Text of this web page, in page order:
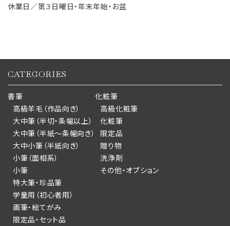
休業日／第３日曜日・年末年始・お盆
CATEGORIES
書筆
高級羊毛（作品向き）
大中筆（半切・条幅以上）
大中筆（半紙～条幅向き）
大中小筆（半紙向き）
小筆（面相系）
小筆
特大筆・珍品筆
学童用（初心者用）
画筆・絵てがみ
限定品・セット品
化粧筆
高級化粧筆
化粧筆
限定品
贈り物
洗浄剤
その他・オプション